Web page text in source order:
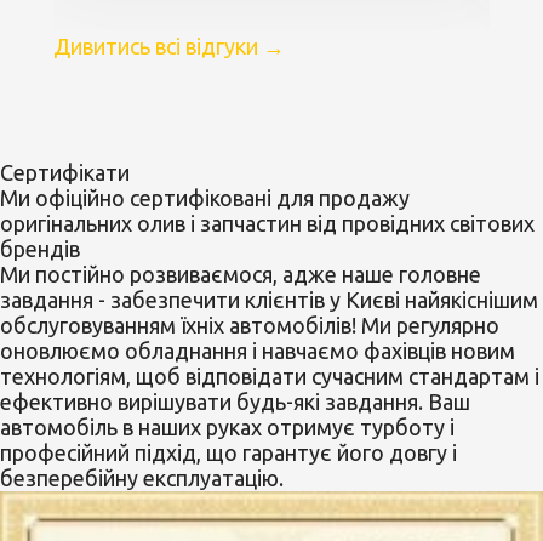
Дивитись всі відгуки →
Сертифікати
Ми офіційно сертифіковані для продажу
оригінальних олив і запчастин від провідних світових
брендів
Ми постійно розвиваємося, адже наше головне
завдання - забезпечити клієнтів у Києві найякіснішим
обслуговуванням їхніх автомобілів! Ми регулярно
оновлюємо обладнання і навчаємо фахівців новим
технологіям, щоб відповідати сучасним стандартам і
ефективно вирішувати будь-які завдання. Ваш
автомобіль в наших руках отримує турботу і
професійний підхід, що гарантує його довгу і
безперебійну експлуатацію.